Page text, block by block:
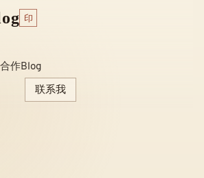
印
合作Blog
联系我